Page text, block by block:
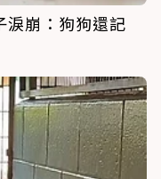
淚崩：狗狗還記